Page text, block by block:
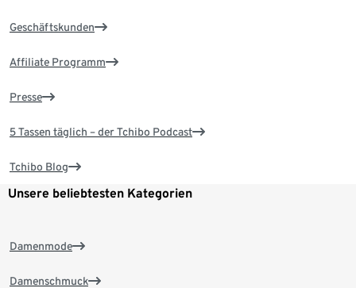
Geschäftskunden
Affiliate Programm
Presse
5 Tassen täglich – der Tchibo Podcast
Tchibo Blog
Unsere beliebtesten Kategorien
Damenmode
Damenschmuck